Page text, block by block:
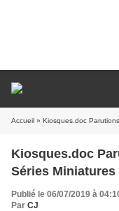
Accueil » Kiosques.doc
Kiosques.doc
Séries Miniatures
Publié le 06/07/2019 à
Par CJ